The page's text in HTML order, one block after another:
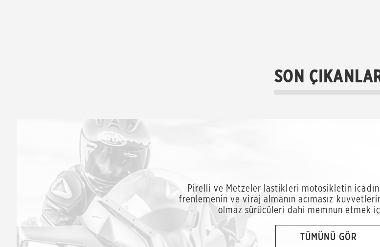
SON
Pirelli ve Metzeler lastikleri motosikletin
frenlemenin ve viraj almanın acımasız
olmaz sürücüleri dahi memnun etmek
TÜMÜNÜ GÖR